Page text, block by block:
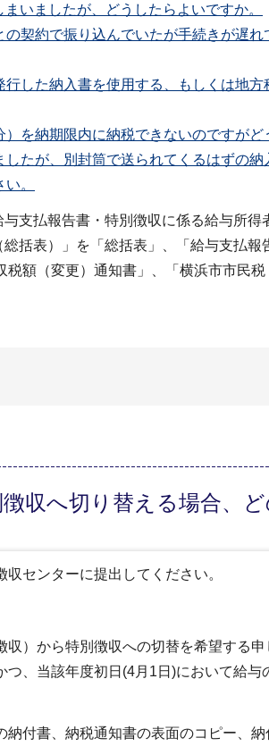
いましたが、どうしたらよいですか。
契約で振り込んでいたが手続きが遅
した納入書を使用する、もしくは地
を納期限内に納税できないのですがど
たが、別封筒で送られてくるはずの納
。
支払報告書・特別徴収に係る給与所
括表）」を「総括表」、「給与支払
額（変更）通知書」、「横浜市市民
収へ切り替える場合、
センターに提出してください。
）から特別徴収への切替を希望する
、当該年度初日(4月1日)において給
付書、納税通知書の表面のコピー、